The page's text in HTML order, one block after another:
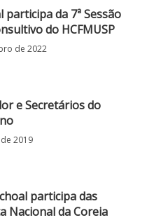
participa da 7ª Sessão
do HCFMUSP
de 2022
e Secretários do
2019
participa das
Nacional da Coreia